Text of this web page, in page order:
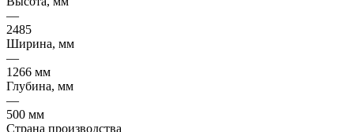
—
2485
Ширина, мм
—
1266 мм
Глубина, мм
—
500 мм
Страна производства